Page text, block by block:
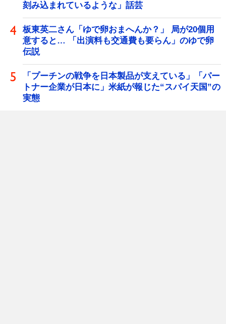
刻み込まれているような」話芸
板東英二さん「ゆで卵おまへんか？」 局が20個用
意すると… 「出演料も交通費も要らん」のゆで卵
伝説
「プーチンの戦争を日本製品が支えている」「パー
トナー企業が日本に」米紙が報じた“スパイ天国”の
実態